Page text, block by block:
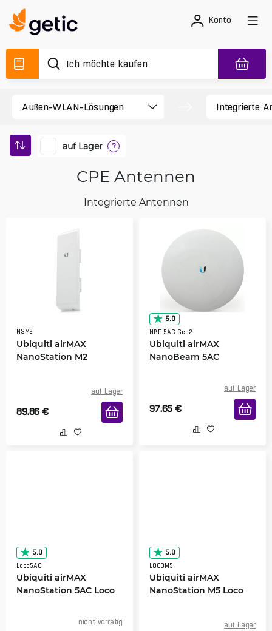
Konto
auf Lager ?
CPE Antennen
Integrierte Antennen
NSM2
Ubiquiti airMAX
NanoStation M2
auf Lager
89.86 €
5.0
NBE-5AC-Gen2
Ubiquiti airMAX
NanoBeam 5AC
auf Lager
97.65 €
5.0
Loco5AC
Ubiquiti airMAX
NanoStation 5AC Loco
nicht vorrätig
5.0
LOCOM5
Ubiquiti airMAX
NanoStation M5 Loco
auf Lager